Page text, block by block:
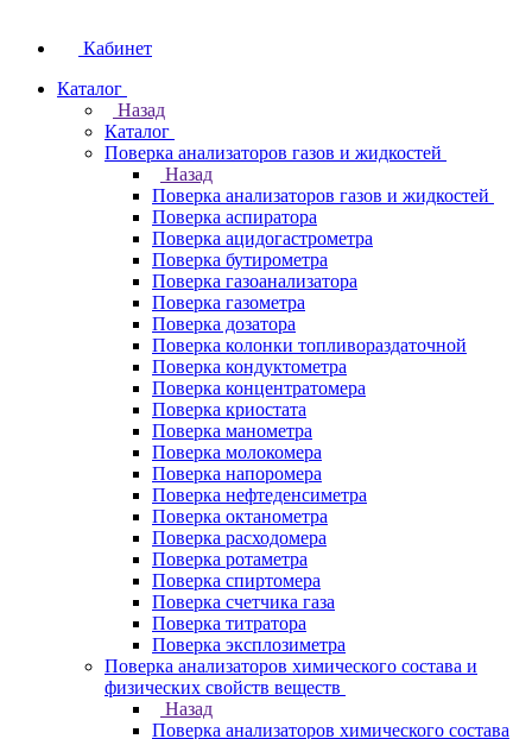
Кабинет
Каталог
Назад
Каталог
Поверка анализаторов газов и жидкостей
Назад
Поверка анализаторов газов и жидкостей
Поверка аспиратора
Поверка ацидогастрометра
Поверка бутирометра
Поверка газоанализатора
Поверка газометра
Поверка дозатора
Поверка колонки топливораздаточной
Поверка кондуктометра
Поверка концентратомера
Поверка криостата
Поверка манометра
Поверка молокомера
Поверка напоромера
Поверка нефтеденсиметра
Поверка октанометра
Поверка расходомера
Поверка ротаметра
Поверка спиртомера
Поверка счетчика газа
Поверка титратора
Поверка эксплозиметра
Поверка анализаторов химического состава и
физических свойств веществ
Назад
Поверка анализаторов химического состава